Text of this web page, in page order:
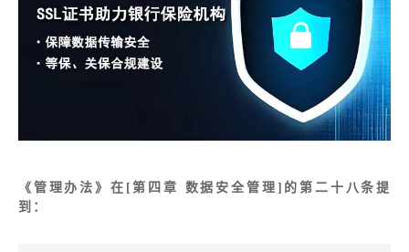
《管理办法》在[第四章 数据安全管理]的第二十八条提
到：